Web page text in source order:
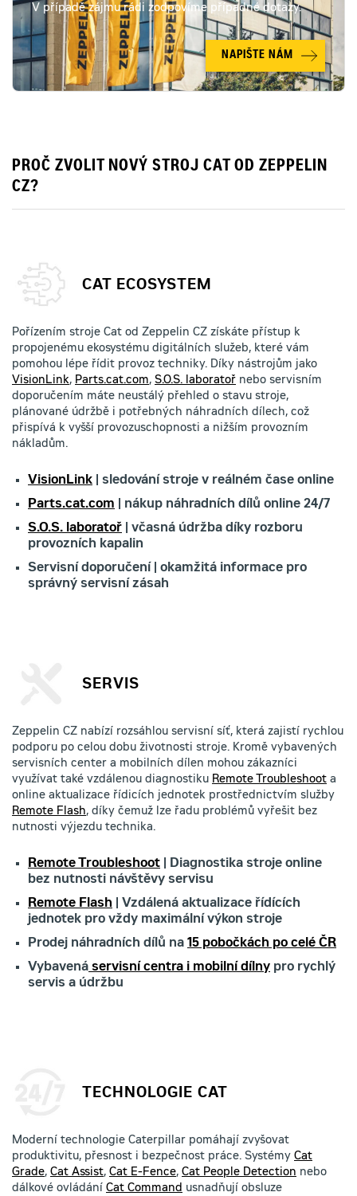
V případě zájmu rádi zodpovíme případné dotazy.
NAPIŠTE NÁM
PROČ ZVOLIT NOVÝ STROJ CAT OD ZEPPELIN
CZ?
CAT ECOSYSTEM
Pořízením stroje Cat od Zeppelin CZ získáte přístup k
propojenému ekosystému digitálních služeb, které vám
pomohou lépe řídit provoz techniky. Díky nástrojům jako
VisionLink, Parts.cat.com, S.O.S. laboratoř nebo servisním
doporučením máte neustálý přehled o stavu stroje,
plánované údržbě i potřebných náhradních dílech, což
přispívá k vyšší provozuschopnosti a nižším provozním
nákladům.
VisionLink | sledování stroje v reálném čase online
Parts.cat.com | nákup náhradních dílů online 24/7
S.O.S. laboratoř | včasná údržba díky rozboru
provozních kapalin
Servisní doporučení | okamžitá informace pro
správný servisní zásah
SERVIS
Zeppelin CZ nabízí rozsáhlou servisní síť, která zajistí rychlou
podporu po celou dobu životnosti stroje. Kromě vybavených
servisních center a mobilních dílen mohou zákazníci
využívat také vzdálenou diagnostiku Remote Troubleshoot a
online aktualizace řídicích jednotek prostřednictvím služby
Remote Flash, díky čemuž lze řadu problémů vyřešit bez
nutnosti výjezdu technika.
Remote Troubleshoot | Diagnostika stroje online
bez nutnosti návštěvy servisu
Remote Flash | Vzdálená aktualizace řídících
jednotek pro vždy maximální výkon stroje
Prodej náhradních dílů na 15 pobočkách po celé ČR
Vybavená servisní centra i mobilní dílny pro rychlý
servis a údržbu
TECHNOLOGIE CAT
Moderní technologie Caterpillar pomáhají zvyšovat
produktivitu, přesnost i bezpečnost práce. Systémy Cat
Grade, Cat Assist, Cat E-Fence, Cat People Detection nebo
dálkové ovládání Cat Command usnadňují obsluze